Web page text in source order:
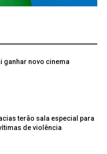
ganhar novo cinema
terão sala especial para
de violência